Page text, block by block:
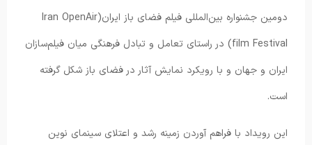
دومین جشنواره بین‌المللی فیلم فضای باز ایران(Iran OpenAir
film Festival) در راستای تعامل و تبادل فرهنگی میان فیلم‌سازان
ایران و جهان و با رویکرد نمایش آثار در فضای باز شکل گرفته
است.
این رویداد با فراهم آوردن زمینه رشد و اعتلای سینمای نوین